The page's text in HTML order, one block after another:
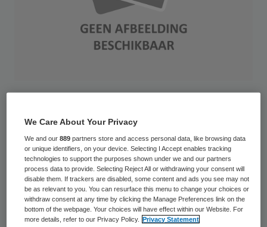
Kinderpsychiatrische instellingen dreigen
miljoenen euro’s te moeten terugbetalen
aan de zorgverzekeraars. “Niet vanwege
fraude, of omdat er onnodige of niet
geleverde zorg betaald is, maar omdat
zorgverzekeraars de regels over in 2013 en
We Care About Your Privacy
We and our889 partners store and access personal data, like browsing data
or unique identifiers, on your device. Selecting I Accept enables tracking
technologies to support the purposes shown under we and our partners
process data to provide. Selecting Reject All or withdrawing your consent will
disable them. If trackers are disabled, some content and ads you see may not
be as relevant to you. You can resurface this menu to change your choices or
withdraw consent at any time by clicking the Manage Preferences link on the
bottom of the webpage. Your choices will have effect within our Website. For
more details, refer to our Privacy Policy.
Privacy Statement